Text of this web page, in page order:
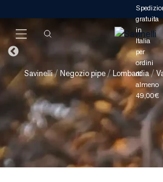
Savinelli/ Negozio pipe/Lombardia/